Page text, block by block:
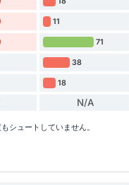
11
71
38
18
N/A
シュートしていません。